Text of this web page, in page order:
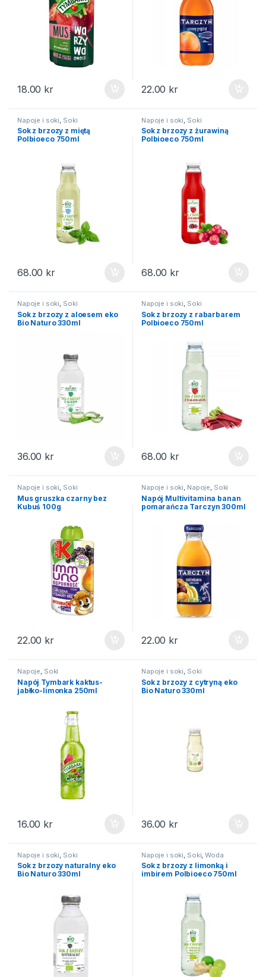
18.00 kr 22.00 kr
Napoje i soki Soki
Sok z brzozy z miętą
Polbioeco 750ml
68.00 kr
Napoje i soki Soki
Sok z brzozy z żurawiną
Polbioeco 750ml
68.00 kr
Napoje i soki, Soki
Sok z brzozy z aloesem eko
Bio Naturo 330ml
36.00 kr
Napoje i soki, Soki
Sok z brzozy z rabarbarem
Polbioeco 750ml
68.00 kr
Napoje i soki, Soki
Mus gruszka czarny bez
Kubuś 100g
22.00 kr
Napoje i soki, Napoje, Soki
Napój Multivitamina banan
pomarańcza Tarczyn 300ml
22.00 kr
Napoje, Soki
Napój Tymbark kaktus-
jabłko-limonka 250ml
16.00 kr
Napoje i soki, Soki
Sok z brzozy z cytryną eko
Bio Naturo 330ml
36.00 kr
Napoje i soki Soki
Sok z brzozy naturalny eko
Bio Naturo 330ml
Napoje i soki Soki ,Woda
Sok z brzozy z limonką i
imbirem Polbioeco 750ml